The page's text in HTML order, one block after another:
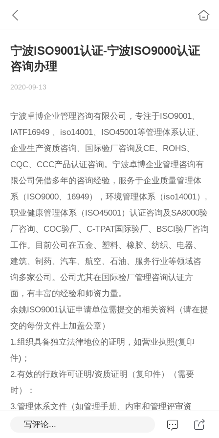
宁波ISO9001认证-宁波ISO9000认证
咨询办理
2020-09-13
宁波卓博企业管理咨询有限公司，专注于ISO9001、
IATF16949 、iso14001、ISO45001等管理体系认证、
企业生产资质咨询、国际验厂咨询及CE、ROHS、
CQC、CCC产品认证咨询。宁波卓博企业管理咨询有
限公司凭借多年的咨询经验，服务于企业质量管理体
系（ISO9000、16949），环境管理体系（iso14001）,
职业健康管理体系（ISO45001）认证咨询及SA8000验
厂咨询、COC验厂、C-TPAT国际验厂、BSCI验厂咨询
工作。目前公司在五金、塑料、橡胶、纺织、电器、
建筑、制药、汽车、航空、石油、服务行业等领域咨
询多家公司。公司尤其在国际验厂管理咨询认证方
面，有丰富的经验和师资力量。
余姚ISO9001认证申请单位需提交的相关资料（请在提
交的每份文件上加盖公章）
1.组织具备独立法律地位的证明，如营业执照(复印
件)；
2.有效的行政许可证明/资质证明（复印件）（需要
时）：
3.管理体系文件（如管理手册、内审和管理评审资
料）；
写评论...